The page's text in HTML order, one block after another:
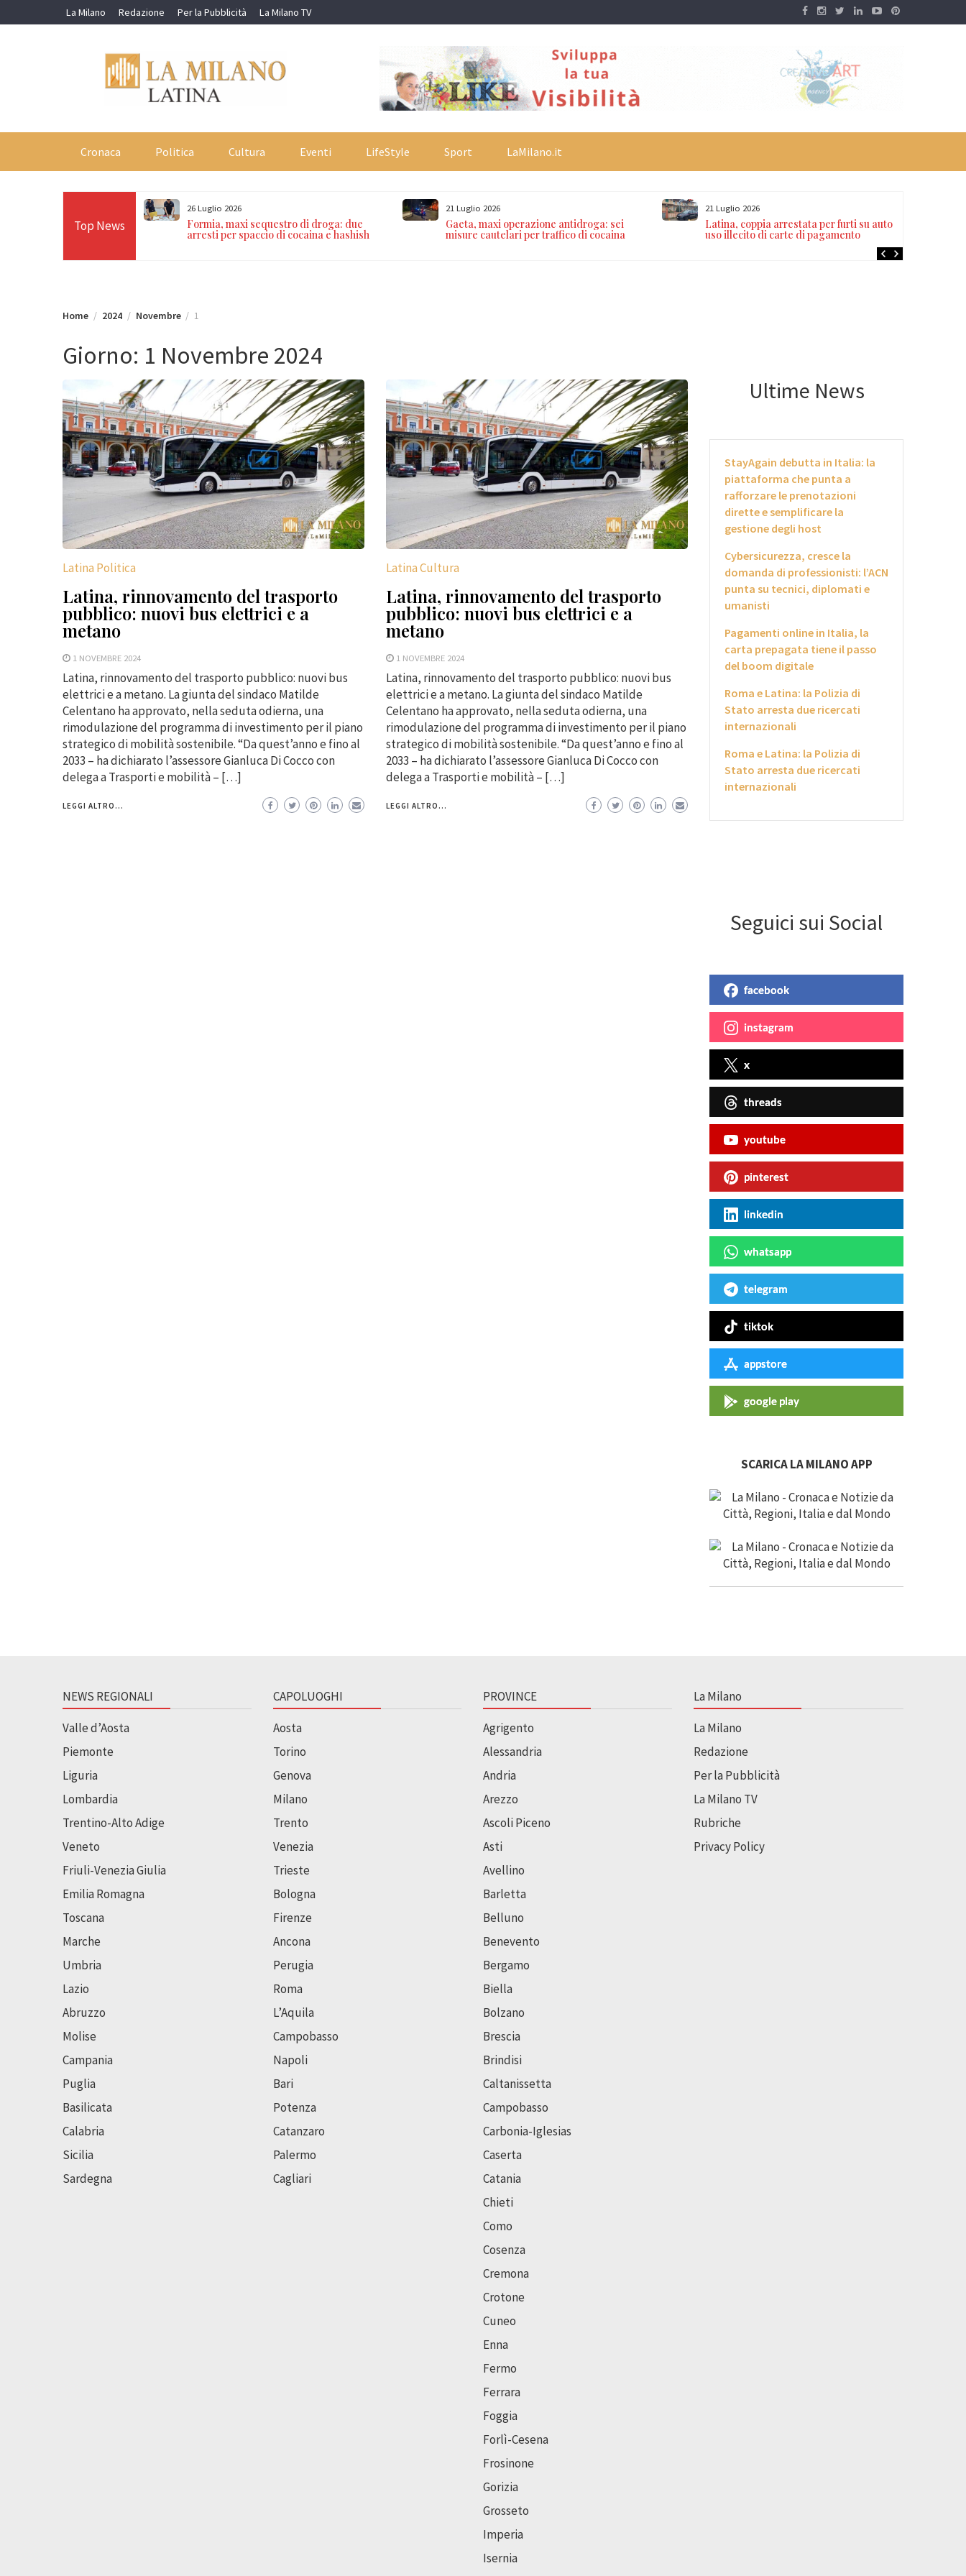
to
La Milano Redazione Per la Pubblicità La Milano TV
Cronaca Politica Cultura Eventi LifeStyle Sport LaMilano.it
Top News
Polizia di Stato arresta
26 Luglio 2026
Formia, maxi sequestro di droga: due
arresti per spaccio di cocaina e hashish
21 Luglio 2026
Gaeta, maxi operazione antidroga: sei
misure cautelari per traffico di cocaina
21 Luglio 2026
Latina, coppia arrestata per furti su auto e
uso illecito di carte di pagamento
Home 2024 Novembre 1
Giorno: 1 Novembre 2024
Latina Politica
Latina, rinnovamento del trasporto
pubblico: nuovi bus elettrici e a
metano
1 NOVEMBRE 2024
Latina, rinnovamento del trasporto pubblico: nuovi bus
elettrici e a metano. La giunta del sindaco Matilde
Celentano ha approvato, nella seduta odierna, una
rimodulazione del programma di investimento per il piano
strategico di mobilità sostenibile. “Da quest’anno e fino al
2033 – ha dichiarato l’assessore Gianluca Di Cocco con
delega a Trasporti e mobilità – […]
LEGGI ALTRO...
Latina Cultura
Latina, rinnovamento del trasporto
pubblico: nuovi bus elettrici e a
metano
1 NOVEMBRE 2024
Latina, rinnovamento del trasporto pubblico: nuovi bus
elettrici e a metano. La giunta del sindaco Matilde
Celentano ha approvato, nella seduta odierna, una
rimodulazione del programma di investimento per il piano
strategico di mobilità sostenibile. “Da quest’anno e fino al
2033 – ha dichiarato l’assessore Gianluca Di Cocco con
delega a Trasporti e mobilità – […]
LEGGI ALTRO...
Ultime News
StayAgain debutta in Italia: la
piattaforma che punta a
rafforzare le prenotazioni
dirette e semplificare la
gestione degli host
Cybersicurezza, cresce la
domanda di professionisti: l’ACN
punta su tecnici, diplomati e
umanisti
Pagamenti online in Italia, la
carta prepagata tiene il passo
del boom digitale
Roma e Latina: la Polizia di
Stato arresta due ricercati
internazionali
Roma e Latina: la Polizia di
Stato arresta due ricercati
internazionali
Seguici sui Social
facebook
instagram
x
threads
youtube
pinterest
linkedin
whatsapp
telegram
tiktok
appstore
google play
SCARICA LA MILANO APP
NEWS REGIONALI
Valle d’Aosta
Piemonte
Liguria
Lombardia
Trentino-Alto Adige
Veneto
Friuli-Venezia Giulia
Emilia Romagna
Toscana
Marche
Umbria
Lazio
Abruzzo
Molise
Campania
Puglia
Basilicata
Calabria
Sicilia
Sardegna
CAPOLUOGHI
Aosta
Torino
Genova
Milano
Trento
Venezia
Trieste
Bologna
Firenze
Ancona
Perugia
Roma
L’Aquila
Campobasso
Napoli
Bari
Potenza
Catanzaro
Palermo
Cagliari
PROVINCE
Agrigento
Alessandria
Andria
Arezzo
Ascoli Piceno
Asti
Avellino
Barletta
Belluno
Benevento
Bergamo
Biella
Bolzano
Brescia
Brindisi
Caltanissetta
Campobasso
Carbonia-Iglesias
Caserta
Catania
Chieti
Como
Cosenza
Cremona
Crotone
Cuneo
Enna
Fermo
Ferrara
Foggia
Forlì-Cesena
Frosinone
Gorizia
Grosseto
Imperia
Isernia
La Milano
La Milano
Redazione
Per la Pubblicità
La Milano TV
Rubriche
Privacy Policy